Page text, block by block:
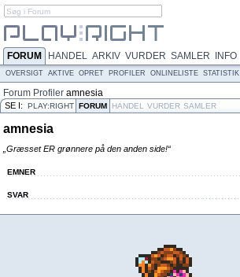
FORUM HANDEL ARKIV VURDER SAMLER INFO
OVERSIGT AKTIVE OPRET PROFILER ONLINELISTE STATISTIK
Forum Profiler amnesia
SE I: PLAY:RIGHT FORUM HANDEL VURDER SAMLER
amnesia
„Græsset ER grønnere på den anden side!“
EMNER
SVAR